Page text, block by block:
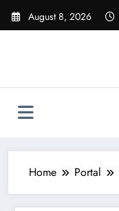
Skip
August 8, 2026
Home Portal